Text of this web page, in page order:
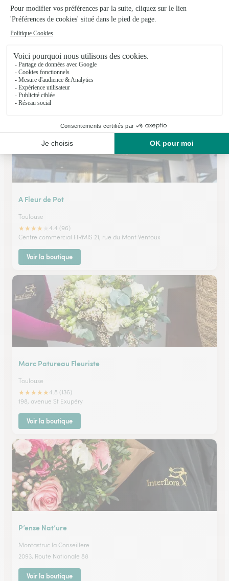
Jbl Fleurs
Castanet Tolosan
★★★★★4.2 (75)
34, avenue du Lauragais
Voir la boutique
A Fleur de Pot
Toulouse
★★★★
4.4 (96)
Centre commercial FIRMIS 21, rue du Mont Ventoux
Voir la boutique
Marc Patureau Fleuriste
Toulouse
★★★★★4.8 (136)
198, avenue St Exupéry
Voir la boutique
P’ense Nat’ure
Montastruc la Conseillere
2093, Route Nationale 88
Voir la boutique